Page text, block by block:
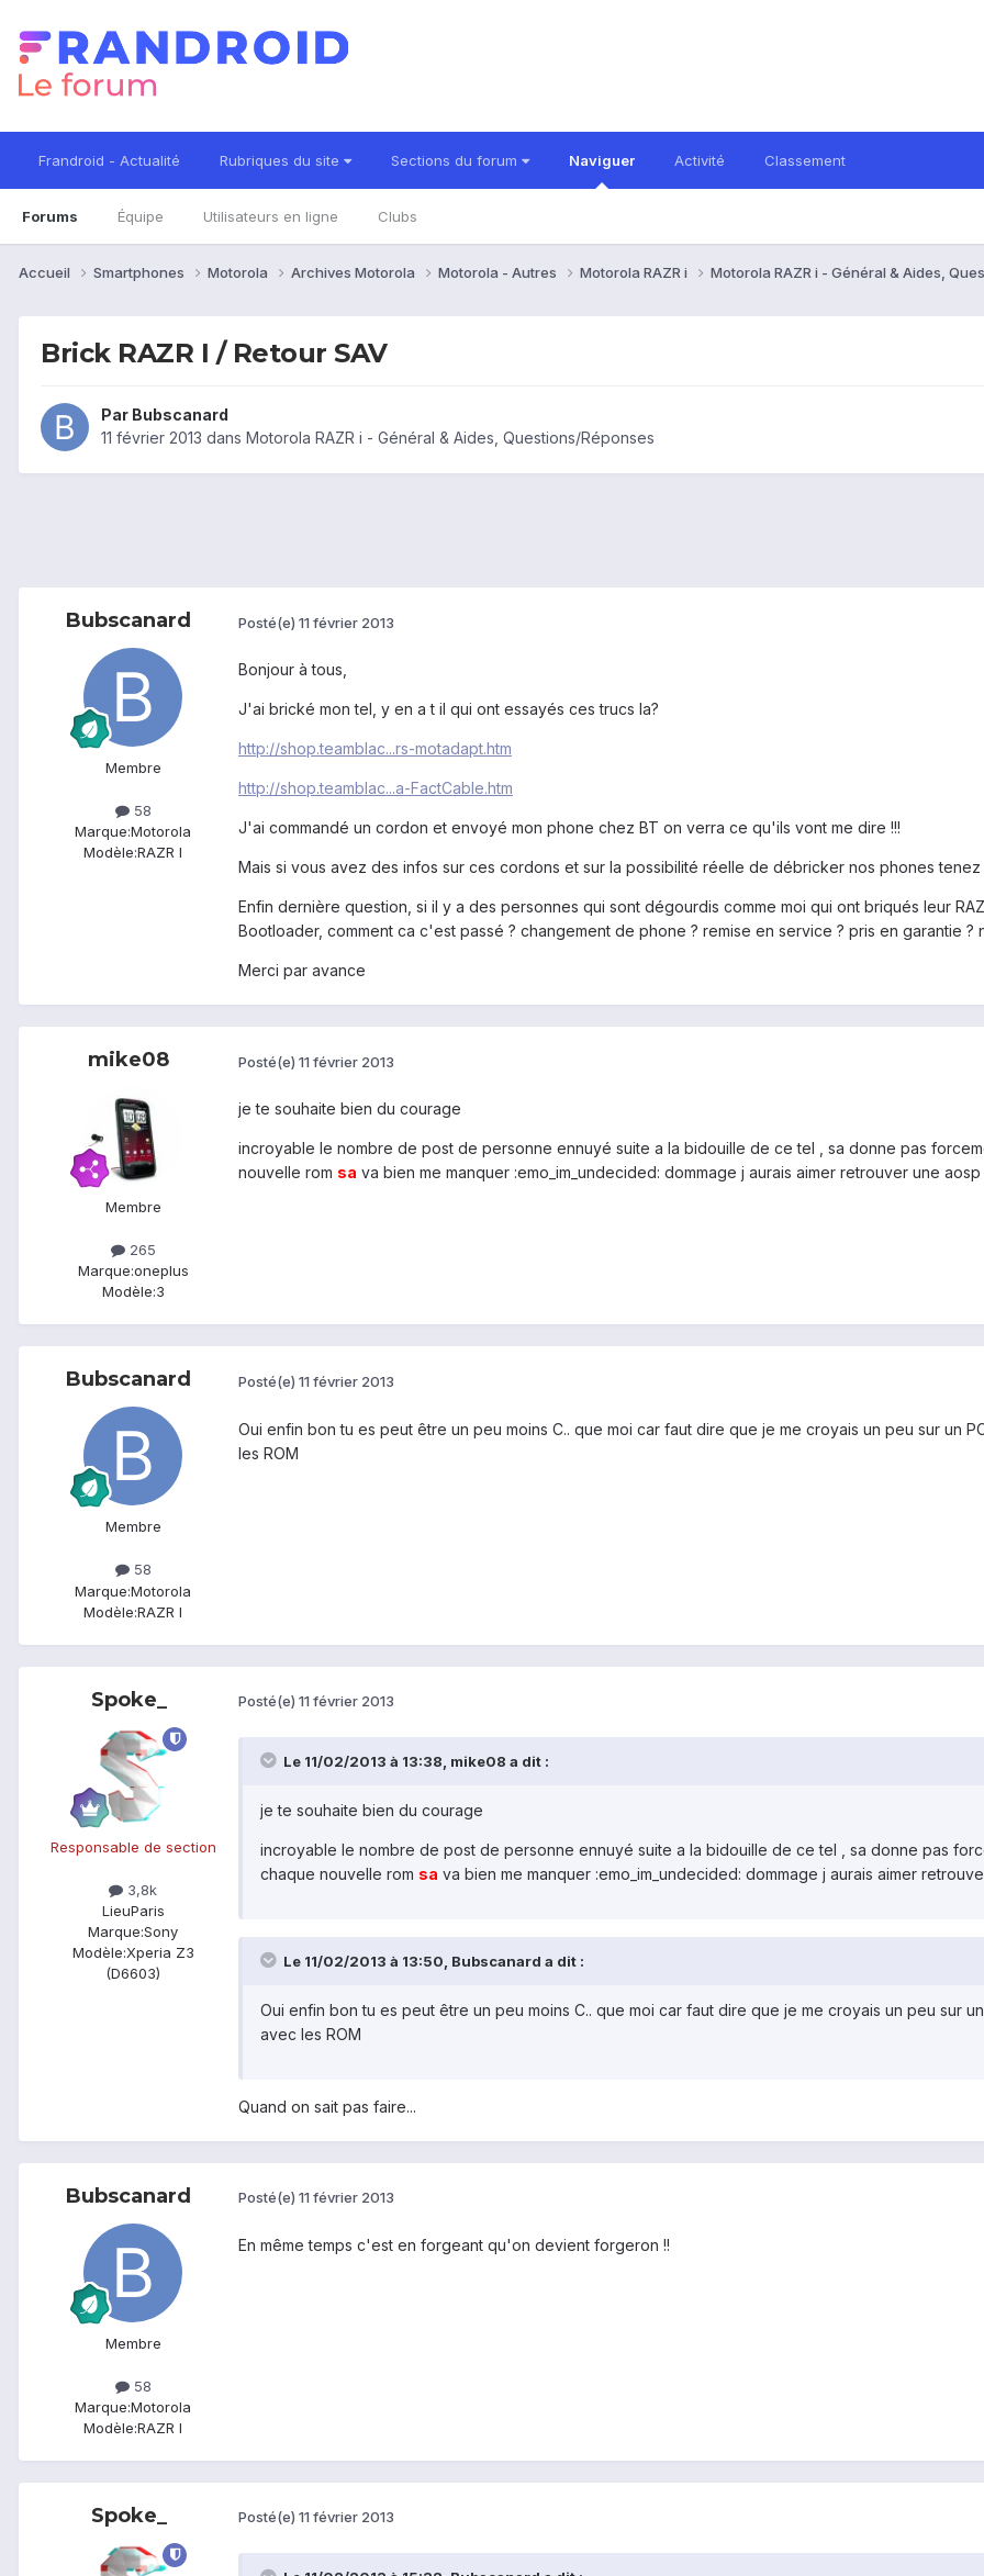
Frandroid - Actualité Rubriques du site Sections du forum Naviguer
Forums Équipe Utilisateurs en ligne Clubs
Activité Classement
Accueil Smartphones Motorola Archives Motorola Motorola - Autres Motorola RAZR i Motorola RAZR i - Général & Aides,
Brick RAZR I / Retour SAV
Par Bubscanard
11 février 2013 dans Motorola RAZR i - Général & Aides, Questions/Réponses
Bubscanard
Membre
58
Marque:Motorola
Modèle:RAZR I
Posté(e) 11 février 2013
Bonjour à tous,
J'ai brické mon tel, y en a t il qui ont essayés ces trucs la?
http://shop.teamblac...rs-motadapt.htm
http://shop.teamblac...a-FactCable.htm
J'ai commandé un cordon et envoyé mon phone chez BT on verra ce qu'ils vont me dire !!!
Mais si vous avez des infos sur ces cordons et sur la possibilité réelle de débricker nos phones tenez
Enfin dernière question, si il y a des personnes qui sont dégourdis comme moi qui ont briqués leur
Bootloader, comment ca c'est passé ? changement de phone ? remise en service ? pris en garantie ?
Merci par avance
mike08
Membre
265
Marque:oneplus
Modèle:3
Posté(e) 11 février 2013
je te souhaite bien du courage
incroyable le nombre de post de personne ennuyé suite a la bidouille de ce tel , sa donne pas
nouvelle rom sa va bien me manquer :emo_im_undecided: dommage j aurais aimer retrouver une
Bubscanard
Membre
58
Marque:Motorola
Modèle:RAZR I
Posté(e) 11 février 2013
Oui enfin bon tu es peut être un peu moins C.. que moi car faut dire que je me croyais un peu sur un
les ROM
Spoke_
Responsable de section
3,8k
LieuParis
Marque:Sony
Modèle:Xperia Z3
(D6603)
Posté(e) 11 février 2013
Le 11/02/2013 à 13:38, mike08 a dit :
je te souhaite bien du courage
incroyable le nombre de post de personne ennuyé suite a la bidouille de ce tel , sa donne pas
chaque nouvelle rom sa va bien me manquer :emo_im_undecided: dommage j aurais aimer
Le 11/02/2013 à 13:50, Bubscanard a dit :
Oui enfin bon tu es peut être un peu moins C.. que moi car faut dire que je me croyais un peu sur
avec les ROM
Quand on sait pas faire...
Bubscanard
Membre
58
Marque:Motorola
Modèle:RAZR I
Posté(e) 11 février 2013
En même temps c'est en forgeant qu'on devient forgeron !!
Spoke_ Posté(e) 11 février 2013